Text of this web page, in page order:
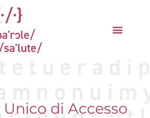
di Accesso